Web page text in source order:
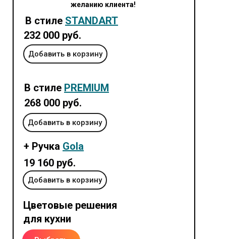
Цветовые решения
для кухни
+ Ручка Gola
Добавить в корзину
19 160 руб.
желанию клиента!
В стиле STANDART
Добавить в корзину
232 000 руб.
В стиле PREMIUM
Добавить в корзину
268 000 руб.